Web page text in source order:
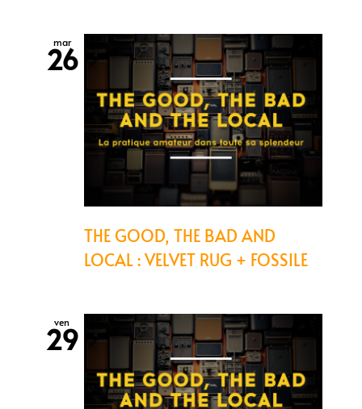
mar
26
THE GOOD, THE BAD AND
LOCAL : VELVET RUG + FOSSILE
ven
29